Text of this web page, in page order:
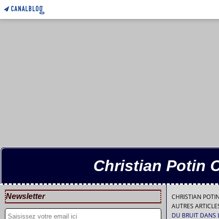
Christian Potin
Newsletter CHRISTIAN
AUTRES
DU BRUIT DANS